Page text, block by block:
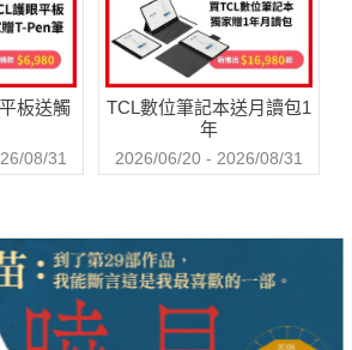
響。
姆‧奧特曼（Sam Altman）
法‧蘇萊曼（Mustafa Suleyman）
‧艾格（Bob Iger）
長 艾蜜莉‧崔（Emilie Choi）
建民
行長 呂季潔
板送觸
08/31
TCL數位筆記本送月讀包1
年
2026/06/20 - 2026/08/31